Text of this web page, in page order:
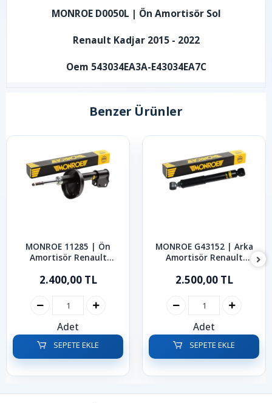
MONROE D0050L | Ön Amortisör Sol
Renault Kadjar 2015 - 2022
Oem 543034EA3A-E43034EA7C
Benzer Ürünler
MONROE 11285 | Ön
Amortisör Renault
2.400,00 TL
Adet
SEPETE EKLE
MONROE G43152 | Arka
Amortisör Renault
2.500,00 TL
Adet
SEPETE EKLE